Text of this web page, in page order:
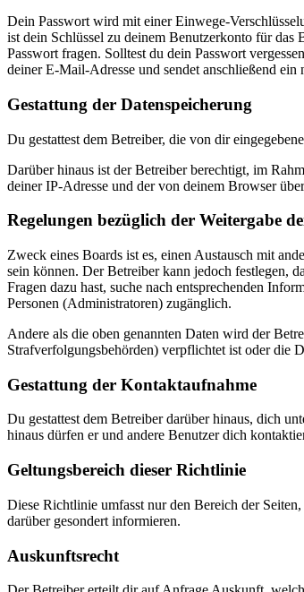
Dein Passwort wird mit einer Einwege-
ist dein Schlüssel zu deinem Benutzerkonto für
Passwort fragen. Solltest du dein Passwort
deiner E-Mail-Adresse und sendet anschließend ein
Gestattung der Datenspeicherung
Du gestattest dem Betreiber, die von dir
Darüber hinaus ist der Betreiber berechtigt, im
deiner IP-Adresse und der von deinem Browser
Regelungen bezüglich der Weitergabe
Zweck eines Boards ist es, einen Austausch mit
sein können. Der Betreiber kann jedoch festlegen,
Fragen dazu hast, suche nach entsprechenden
Personen (Administratoren) zugänglich.
Andere als die oben genannten Daten wird der
Strafverfolgungsbehörden) verpflichtet ist oder die
Gestattung der Kontaktaufnahme
Du gestattest dem Betreiber darüber hinaus, dich
hinaus dürfen er und andere Benutzer dich
Geltungsbereich dieser Richtlinie
Diese Richtlinie umfasst nur den Bereich der
darüber gesondert informieren.
Auskunftsrecht